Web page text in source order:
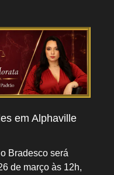
em Alphaville
Bradesco será
de março às 12h,